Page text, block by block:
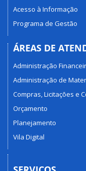
Acesso à Informação
Programa de Gestão
ÁREAS DE
Administração
Administração de
Compras, Licitações e
Orçamento
Planejamento
Vila Digital